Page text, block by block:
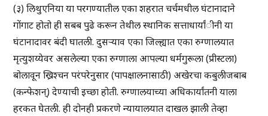
(३) लिथुएनिया या परगण्यातील एका शहरात चर्चमधील घंटानादाने
गोंगाट होतो ही सबब पुढे करून तेथील स्थानिक सत्ताधार्यांीनी या
घंटानादावर बंदी घातली. दुसऱ्याव एका जिल्ह्यात एका रुग्णालयात
मृत्युशय्येवर असलेल्या एका रुग्णाला आपल्या धर्मगुरूला (प्रीस्टला)
बोलावून ख्रिश्चन परंपरेनुसार (पापक्षालनासाठी) अखेरचा कबुलीजबाब
(कन्फेशन्) देण्याची इच्छा होती. रुग्णालयाच्या अधिकार्यांतनी याला
हरकत घेतली. ही दोनही प्रकरणे न्यायालयात दाखल झाली तेव्हा